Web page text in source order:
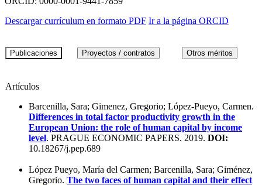
Descargar currículum en formato PDF Ir a la página ORCID
Artículos
Barcenilla, Sara; Gimenez, Gregorio; López-Pueyo, Carmen.
Differences in total factor productivity growth in the
European Union: the role of human capital by income
level. PRAGUE ECONOMIC PAPERS. 2019. DOI:
10.18267/j.pep.689
López Pueyo, María del Carmen; Barcenilla, Sara; Giménez,
Gregorio. The two faces of human capital and their effect